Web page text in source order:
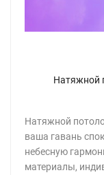
Натяжной
Натяжной
ваша гавань
небесную
материалы,